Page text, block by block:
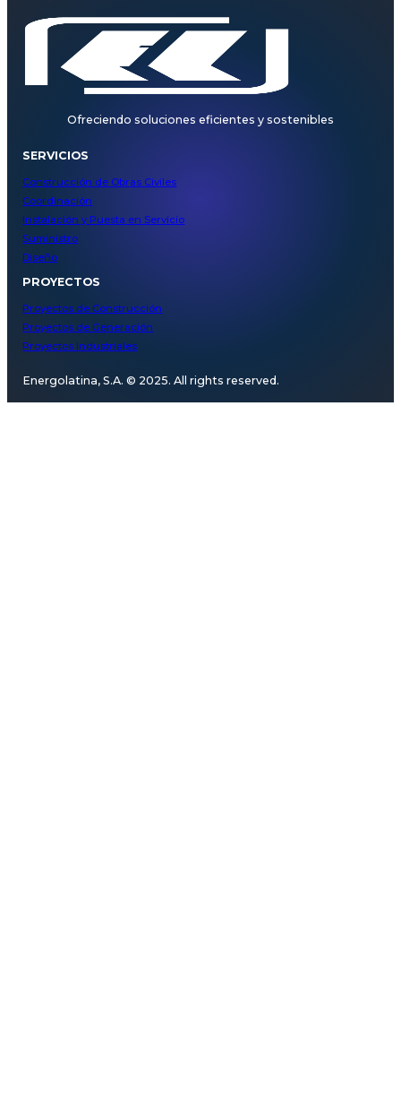
Ofreciendo soluciones eficientes y sostenibles
SERVICIOS
Construcción de Obras Civiles
Coordinación
Instalación y Puesta en Servicio
Suministro
Diseño
PROYECTOS
Proyectos de Construcción
Proyectos de Generación
Proyectos Industriales
Energolatina, S.A. © 2025. All rights reserved.